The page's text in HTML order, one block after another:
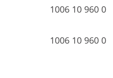
1006 10 960 0
1006 10 960 0